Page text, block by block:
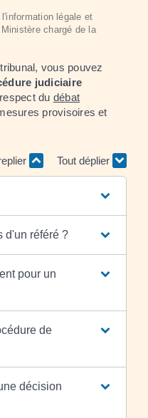
légale et
chargé de la
vous pouvez
judiciaire
du débat
provisoires et
Tout déplier
d'un référé ?
pour un
de
décision